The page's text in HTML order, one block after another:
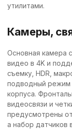
утилитами.
Камеры,
Основная камера
видео в 4K и
съемку, HDR,
подводный режим
корпуса.
видеосвязи и
предусмотрены
а набор датчиков